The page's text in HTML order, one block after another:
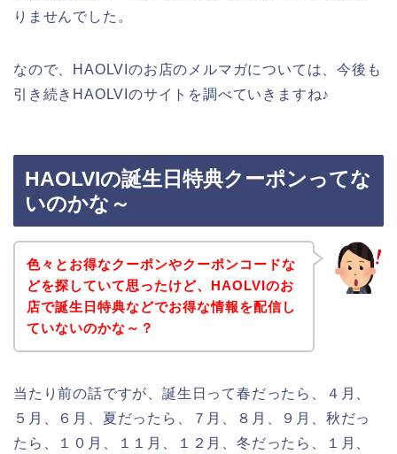
りませんでした。
なので、HAOLVIのお店のメルマガについては、今後も
引き続きHAOLVIのサイトを調べていきますね♪
HAOLVIの誕生日特典クーポンってな
いのかな～
色々とお得なクーポンやクーポンコードな
どを探していて思ったけど、HAOLVIのお
店で誕生日特典などでお得な情報を配信し
ていないのかな～？
当たり前の話ですが、誕生日って春だったら、４月、
５月、６月、夏だったら、７月、８月、９月、秋だっ
たら、１０月、１１月、１２月、冬だったら、１月、